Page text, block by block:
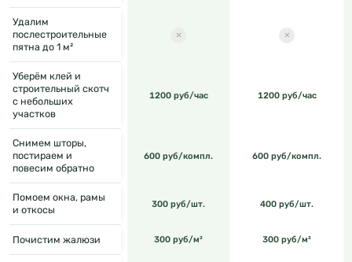
Удалим
послестроительные
пятна до 1 м²
Уберём клей и
строительный скотч
с небольших
участков
1200 руб/час 1200 руб/час
Снимем шторы,
постираем и
повесим обратно
600 руб/компл. 600 руб/компл.
Помоем окна, рамы
и откосы
300 руб/шт. 400 руб/шт.
Почистим жалюзи 300 руб/м² 300 руб/м²